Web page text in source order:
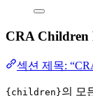
CRA Children
섹션 제목:
{children}의 모